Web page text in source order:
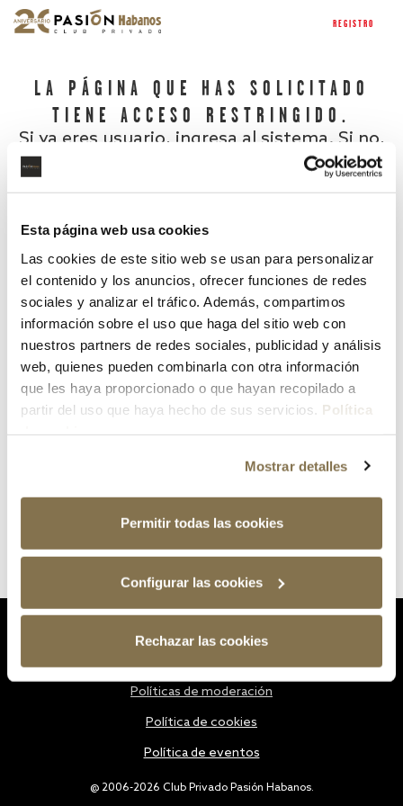
Esta página web usa cookies
Las cookies de este sitio web se usan para personalizar
el contenido y los anuncios, ofrecer funciones de redes
sociales y analizar el tráfico. Además, compartimos
información sobre el uso que haga del sitio web con
nuestros partners de redes sociales, publicidad y análisis
web, quienes pueden combinarla con otra información
que les haya proporcionado o que hayan recopilado a
partir del uso que haya hecho de sus servicios. Política
Mostrar detalles
Permitir todas las cookies
Configurar las cookies
Rechazar las cookies
REGISTRO
LA PÁGINA QUE HAS SOLICITADO
TIENE ACCESO RESTRINGIDO.
Si ya eres usuario, ingresa al sistema. Si no,
¿Has olvidado tu contraseña?
@ 2006-2026 Club Privado Pasión Habanos.
Políticas de moderación
Política de cookies
Política de eventos